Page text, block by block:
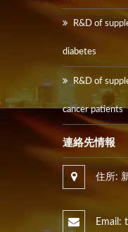
R&D of
diabetes
R&D of
cancer patients
連絡先情報
住所:
Email: